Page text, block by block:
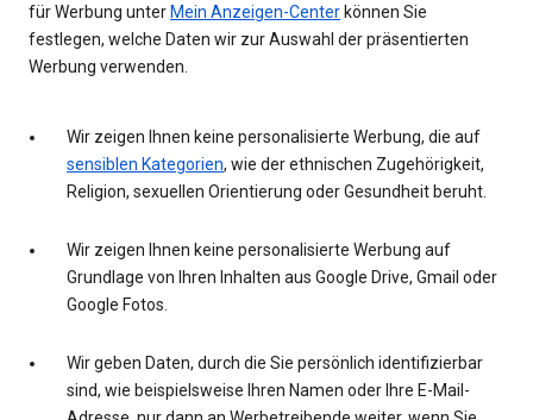
für Werbung unter Mein Anzeigen-Center können Sie
festlegen, welche Daten wir zur Auswahl der präsentierten
Werbung verwenden.
Wir zeigen Ihnen keine personalisierte Werbung, die auf
sensiblen Kategorien, wie der ethnischen Zugehörigkeit,
Religion, sexuellen Orientierung oder Gesundheit beruht.
Wir zeigen Ihnen keine personalisierte Werbung auf
Grundlage von Ihren Inhalten aus Google Drive, Gmail oder
Google Fotos.
Wir geben Daten, durch die Sie persönlich identifizierbar
sind, wie beispielsweise Ihren Namen oder Ihre E-Mail-